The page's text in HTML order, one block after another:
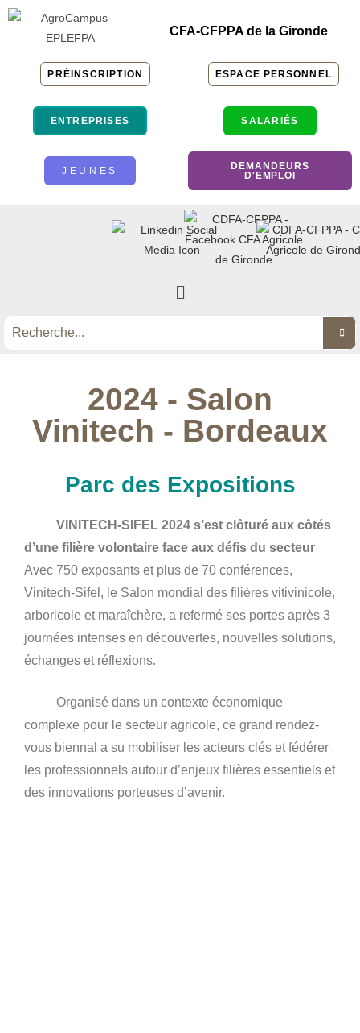
CFA-CFPPA de la Gironde
PRÉINSCRIPTION ESPACE PERSONNEL
ENTREPRISES SALARIÉS
JEUNES
DEMANDEURS
D'EMPLOI
2024 - Salon
Vinitech - Bordeaux
Parc des Expositions
VINITECH-SIFEL 2024 s’est clôturé aux côtés
d’une filière volontaire face aux défis du secteur
Avec 750 exposants et plus de 70 conférences,
Vinitech-Sifel, le Salon mondial des filières vitivinicole,
arboricole et maraîchère, a refermé ses portes après 3
journées intenses en découvertes, nouvelles solutions,
échanges et réflexions.
Organisé dans un contexte économique
complexe pour le secteur agricole, ce grand rendez-
vous biennal a su mobiliser les acteurs clés et fédérer
les professionnels autour d’enjeux filières essentiels et
des innovations porteuses d’avenir.